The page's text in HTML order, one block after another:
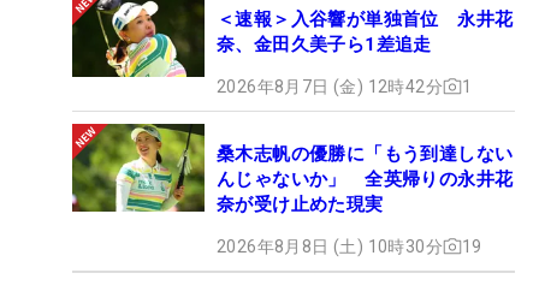
＜速報＞入谷響が単独首位 永井花
奈、金田久美子ら1差追走
2026年8月7日 (金) 12時42分 1
桑木志帆の優勝に「もう到達しない
んじゃないか」 全英帰りの永井花
奈が受け止めた現実
2026年8月8日 (土) 10時30分 19